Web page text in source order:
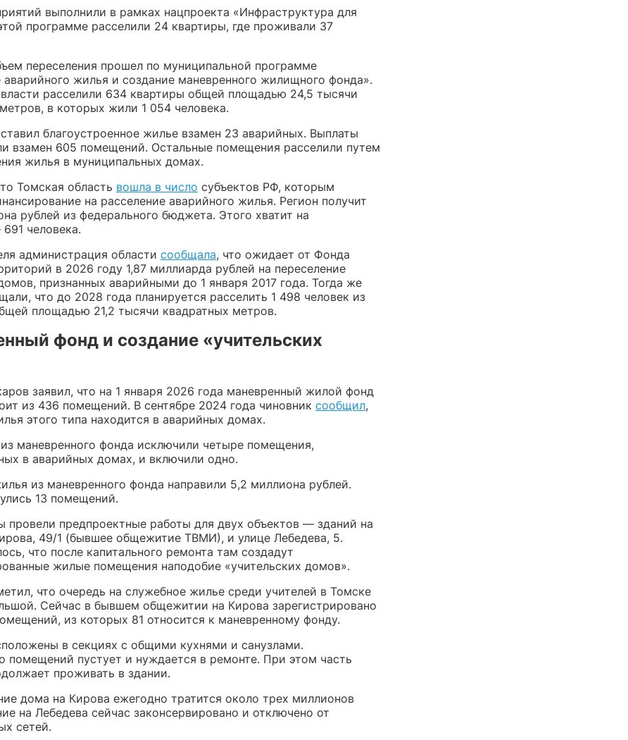
выполнили в рамках нацпроекта «Инфраструктура для
программе расселили 24 квартиры, где проживали 37
переселения прошел по муниципальной программе
аварийного жилья и создание маневренного жилищного фонда».
расселили 634 квартиры общей площадью 24,5 тысячи
в которых жили 1 054 человека.
благоустроенное жилье взамен 23 аварийных. Выплаты
взамен 605 помещений. Остальные помещения расселили путем
жилья в муниципальных домах.
Томская область вошла в число субъектов РФ, которым
на расселение аварийного жилья. Регион получит
рублей из федерального бюджета. Этого хватит на
человека.
администрация области сообщала, что ожидает от Фонда
в 2026 году 1,87 миллиарда рублей на переселение
признанных аварийными до 1 января 2017 года. Тогда же
что до 2028 года планируется расселить 1 498 человек из
площадью 21,2 тысячи квадратных метров.
фонд и создание «учительских
заявил, что на 1 января 2026 года маневренный жилой фонд
из 436 помещений. В сентябре 2024 года чиновник сообщил,
этого типа находится в аварийных домах.
маневренного фонда исключили четыре помещения,
в аварийных домах, и включили одно.
из маневренного фонда направили 5,2 миллиона рублей.
13 помещений.
провели предпроектные работы для двух объектов — зданий на
49/1 (бывшее общежитие ТВМИ), и улице Лебедева, 5.
что после капитального ремонта там создадут
жилые помещения наподобие «учительских домов».
что очередь на служебное жилье среди учителей в Томске
Сейчас в бывшем общежитии на Кирова зарегистрировано
из которых 81 относится к маневренному фонду.
в секциях с общими кухнями и санузлами.
помещений пустует и нуждается в ремонте. При этом часть
проживать в здании.
дома на Кирова ежегодно тратится около трех миллионов
на Лебедева сейчас законсервировано и отключено от
сетей.